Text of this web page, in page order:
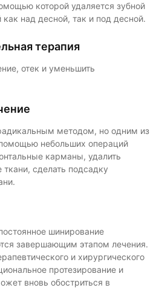
которой удаляется зубной
над десной, так и под десной.
терапия
отек и уменьшить
методом, но одним из
небольших операций
карманы, удалить
сделать подсадку
шинирование
завершающим этапом лечения.
и хирургического
протезирование и
вновь обостриться в